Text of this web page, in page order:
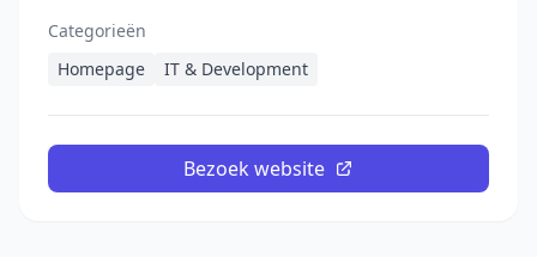
Categorieën
Homepage
IT & Development
Bezoek website